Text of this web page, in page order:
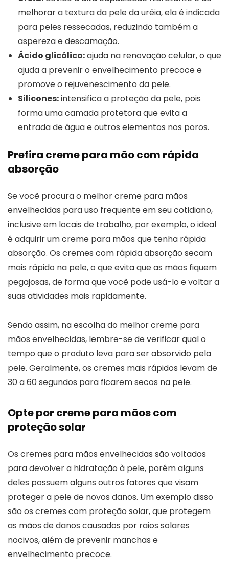
melhorar a textura da pele da uréia, ela é indicada
para peles ressecadas, reduzindo também a
aspereza e descamação.
Ácido glicólico:ajuda na renovação celular, o que
ajuda a prevenir o envelhecimento precoce e
promove o rejuvenescimento da pele.
Silicones:intensifica a proteção da pele, pois
forma uma camada protetora que evita a
entrada de água e outros elementos nos poros.
Prefira creme para mão com rápida
absorção
Se você procura o melhor creme para mãos
envelhecidas para uso frequente em seu cotidiano,
inclusive em locais de trabalho, por exemplo, o ideal
é adquirir um creme para mãos que tenha rápida
absorção. Os cremes com rápida absorção secam
mais rápido na pele, o que evita que as mãos fiquem
pegajosas, de forma que você pode usá-lo e voltar a
suas atividades mais rapidamente.
Sendo assim, na escolha do melhor creme para
mãos envelhecidas, lembre-se de verificar qual o
tempo que o produto leva para ser absorvido pela
pele. Geralmente, os cremes mais rápidos levam de
30 a 60 segundos para ficarem secos na pele.
Opte por creme para mãos com
proteção solar
Os cremes para mãos envelhecidas são voltados
para devolver a hidratação à pele, porém alguns
deles possuem alguns outros fatores que visam
proteger a pele de novos danos. Um exemplo disso
são os cremes com proteção solar, que protegem
as mãos de danos causados por raios solares
nocivos, além de prevenir manchas e
envelhecimento precoce.